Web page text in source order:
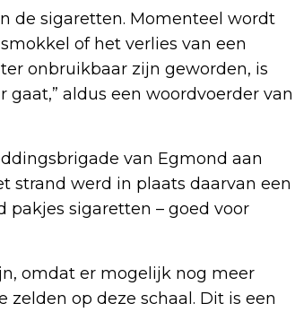
de sigaretten. Momenteel wordt
of het verlies van een
onbruikbaar zijn geworden, is
aldus een woordvoerder van
van Egmond aan
strand werd in plaats daarvan een
pakjes sigaretten – goed voor
omdat er mogelijk nog meer
op deze schaal. Dit is een